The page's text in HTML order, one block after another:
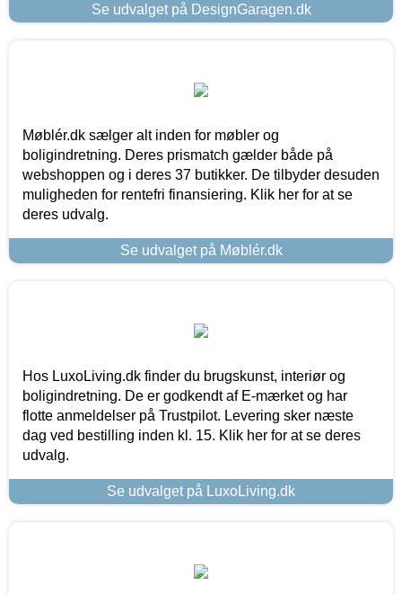
Se udvalget på DesignGaragen.dk
Møblér.dk sælger alt inden for møbler og
boligindretning. Deres prismatch gælder både på
webshoppen og i deres 37 butikker. De tilbyder desuden
muligheden for rentefri finansiering. Klik her for at se
deres udvalg.
Se udvalget på Møblér.dk
Hos LuxoLiving.dk finder du brugskunst, interiør og
boligindretning. De er godkendt af E-mærket og har
flotte anmeldelser på Trustpilot. Levering sker næste
dag ved bestilling inden kl. 15. Klik her for at se deres
udvalg.
Se udvalget på LuxoLiving.dk